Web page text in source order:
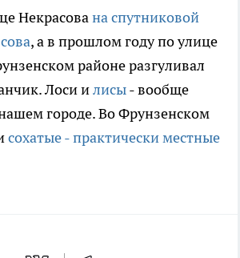
Некрасована спутниковой
, а в прошлом году по улице
районе разгуливал
Лоси илисы- вообще
городе. Во Фрунзенском
сохатые - практически местные